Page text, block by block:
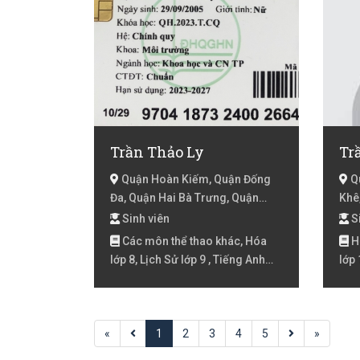
Lớp
6,
9 ,
6,
Trần Thảo Ly
Quận Hoàn Kiếm, Quận Đống
Đa, Quận Hai Bà Trưng, Quận
Hoàng Mai, Quận Thanh Xuân, Hà
Nội
Sinh viên
Các môn thể thao khác, Hóa
lớp 8, Lịch Sử lớp 9 , Tiếng Anh
lóp 4, Tiếng Việt lớp 5, Tiếng Đức
lớp
« 1 2 3 4 5 »